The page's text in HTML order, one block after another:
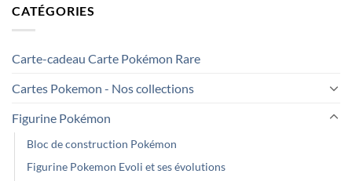
CATÉGORIES
Carte-cadeau Carte Pokémon Rare
Cartes Pokemon - Nos collections
Figurine Pokémon
Bloc de construction Pokémon
Figurine Pokemon Evoli et ses évolutions